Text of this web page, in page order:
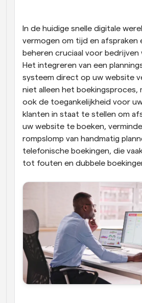
Supercharged planning met
oproepen
Automatiseer planning en
Blog
Blijf op de hoogte van het
Instant Vergaderingen
Ontmoet cliënten binnen
Dynamische Groep Links
Boek naadloos vergaderingen
Webhooks
In de huidige snelle digitale
vermogen om tijd en
beheren cruciaal voor bedrijven
Het integreren van een
systeem direct op uw website
niet alleen het boekingsproces,
ook de toegankelijkheid voor
klanten in staat te stellen om
uw website te boeken,
rompslomp van handmatig
telefonische boekingen, die
tot fouten en dubbele